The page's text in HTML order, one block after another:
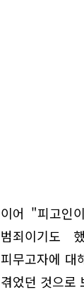
이어 "피고인
범죄이기도
피무고자에 대
겪었던 것으로